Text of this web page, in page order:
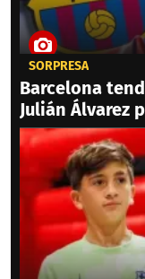
SORPRESA
Barcelona
Julián Álvarez